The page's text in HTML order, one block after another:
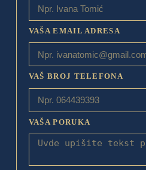
VAŠA EMAIL ADRESA
VAŠ BROJ TELEFONA
VAŠA PORUKA